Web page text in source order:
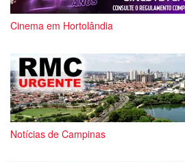
Cinema em Hortolândia
Notícias de Campinas